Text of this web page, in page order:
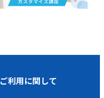
ご利用に関して